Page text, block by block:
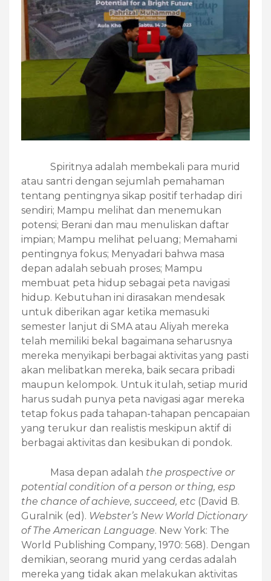
Spiritnya adalah membekali para murid
atau santri dengan sejumlah pemahaman
tentang pentingnya sikap positif terhadap diri
sendiri; Mampu melihat dan menemukan
potensi; Berani dan mau menuliskan daftar
impian; Mampu melihat peluang; Memahami
pentingnya fokus; Menyadari bahwa masa
depan adalah sebuah proses; Mampu
membuat peta hidup sebagai peta navigasi
hidup. Kebutuhan ini dirasakan mendesak
untuk diberikan agar ketika memasuki
semester lanjut di SMA atau Aliyah mereka
telah memiliki bekal bagaimana seharusnya
mereka menyikapi berbagai aktivitas yang pasti
akan melibatkan mereka, baik secara pribadi
maupun kelompok. Untuk itulah, setiap murid
harus sudah punya peta navigasi agar mereka
tetap fokus pada tahapan-tahapan pencapaian
yang terukur dan realistis meskipun aktif di
berbagai aktivitas dan kesibukan di pondok.
Masa depan adalah the prospective or
potential condition of a person or thing, esp
the chance of achieve, succeed, etc (David B.
Guralnik (ed). Webster’s New World Dictionary
of The American Language. New York: The
World Publishing Company, 1970: 568). Dengan
demikian, seorang murid yang cerdas adalah
mereka yang tidak akan melakukan aktivitas